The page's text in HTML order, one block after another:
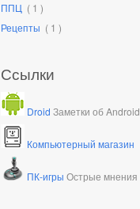
ППЦ ( 1 )
Рецепты ( 1 )
Ссылки
Droid Заметки об Android
Компьютерный магазин
ПК-игры Острые мнения